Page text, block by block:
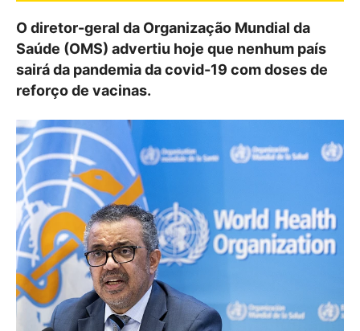
O diretor-geral da Organização Mundial da
Saúde (OMS) advertiu hoje que nenhum país
sairá da pandemia da covid-19 com doses de
reforço de vacinas.